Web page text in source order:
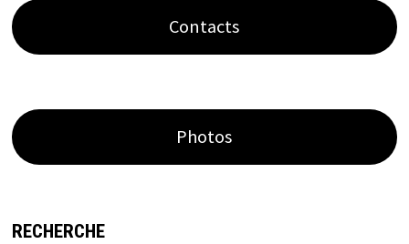
Contacts
Photos
RECHERCHE